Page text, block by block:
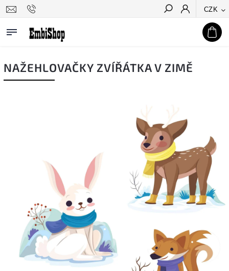
CZK
Hledat
NAŽEHLOVAČKY ZVÍŘÁTKA V ZIMĚ